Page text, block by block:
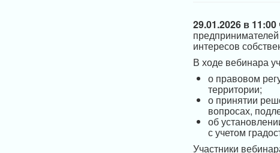
29.01.2026 в 11:00
интересов
В ходе вебинара
о правовом
территории;
о принятии
вопросах,
об
с учетом
Участники